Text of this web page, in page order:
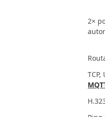
2×
TCP,